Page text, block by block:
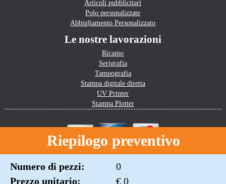
Riepilogo preventivo
Numero di pezzi:
0
Prezzo unitario:
€ 0
Articoli pubblicitari
Polo personalizzate
Abbigliamento Personalizzato
Le nostre lavorazioni
Ricamo
Serigrafia
Tampografia
Stampa digitale diretta
UV Printer
Stampa Plotter